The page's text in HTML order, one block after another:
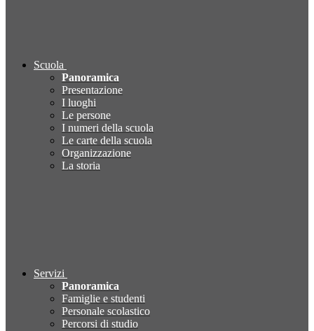
Scuola
Panoramica
Presentazione
I luoghi
Le persone
I numeri della scuola
Le carte della scuola
Organizzazione
La storia
Servizi
Panoramica
Famiglie e studenti
Personale scolastico
Percorsi di studio